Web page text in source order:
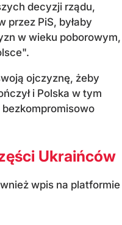
decyzji rządu,
przez PiS, byłaby
w wieku poborowym,
ojczyznę, żeby
i Polska w tym
Ukraińców
wpis na platformie